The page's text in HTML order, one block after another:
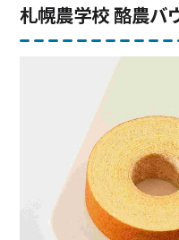
札幌農学校 酪農バ